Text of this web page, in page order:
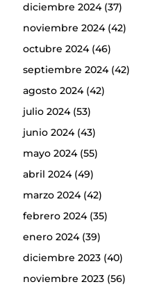
diciembre 2024(37)
noviembre 2024(42)
octubre 2024(46)
septiembre 2024(42)
agosto 2024(42)
julio 2024(53)
junio 2024(43)
mayo 2024(55)
abril 2024(49)
marzo 2024(42)
febrero 2024(35)
enero 2024(39)
diciembre 2023(40)
noviembre 2023(56)